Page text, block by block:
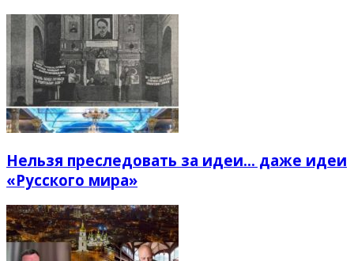
Нельзя преследовать за идеи… даже идеи
«Русского мира»